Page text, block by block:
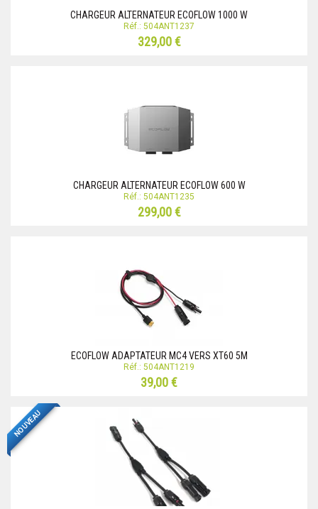
CHARGEUR ALTERNATEUR ECOFLOW 1000 W
Réf.: 504ANT1237
329,00 €
CHARGEUR ALTERNATEUR ECOFLOW 600 W
Réf.: 504ANT1235
299,00 €
ECOFLOW ADAPTATEUR MC4 VERS XT60 5M
Réf.: 504ANT1219
39,00 €
NOUVEAU